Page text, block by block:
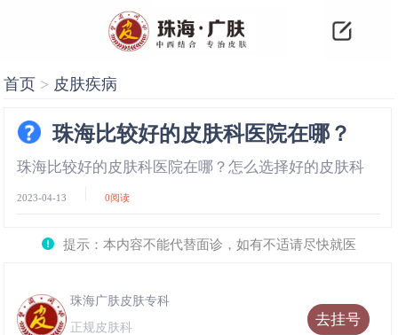
首页 > 皮肤疾病
珠海比较好的皮肤科医院在哪？
珠海比较好的皮肤科医院在哪？怎么选择好的皮肤科
2023-04-13 0阅读
提示：本内容不能代替面诊，如有不适请尽快就医
去挂号
珠海广肤皮肤专科
正规皮肤科